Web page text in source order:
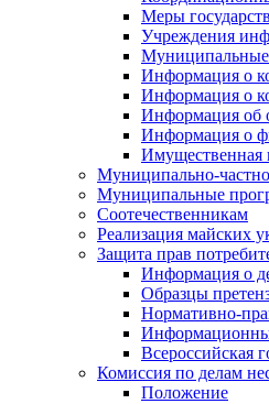
Меры
Учреждения
Муниципальные
Информация о
Информация о
Информация об
Информация о
Имущественная
Муниципально-
Муниципальные
Соотечественникам
Реализация майских
Защита прав
Информация о
Образцы
Нормативно-
Всероссийская
Комиссия по делам
Положение